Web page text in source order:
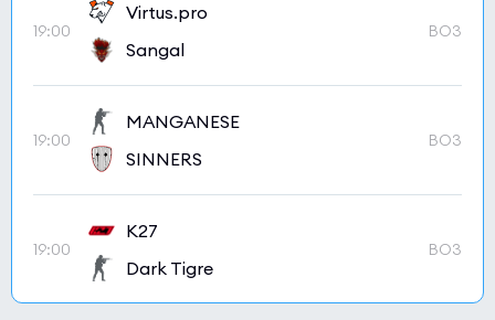
19:00
Virtus.pro
Sangal
BO3
19:00
MANGANESE
SINNERS
BO3
19:00
K27
Dark Tigre
BO3